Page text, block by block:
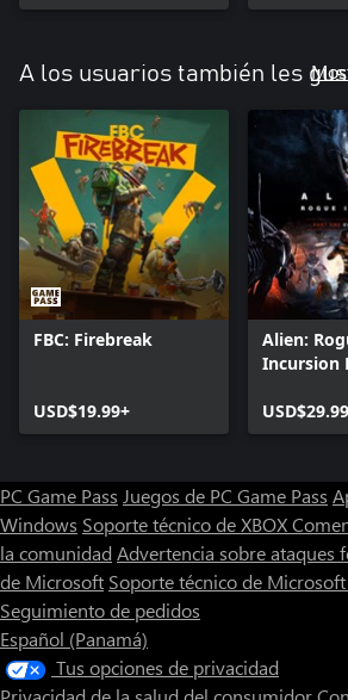
A los usuarios también les
FBC: Firebreak
USD$19.99+
Alien:
Incursion
PC Game Pass Juegos de PC Game Pass
Windows Soporte técnico de XBOX
la comunidad Advertencia sobre ataques
de Microsoft Soporte técnico de
Seguimiento de pedidos
Español (Panamá)
Tus opciones de privacidad